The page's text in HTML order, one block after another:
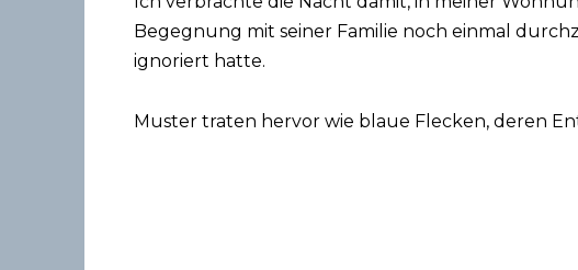
Begegnung mit seiner Familie noch einmal
ignoriert hatte.
Muster traten hervor wie blaue Flecken, deren